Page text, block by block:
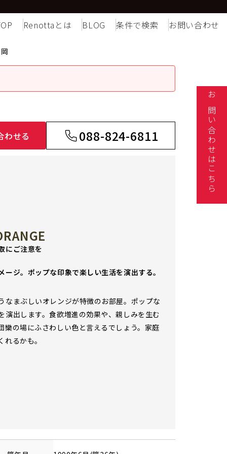
Renottaとは BLOG 条件で検索 お問い合わせ
わせる 088-824-6811
にご注意を
ージ。ポップな印象で楽しい生活を演出する。
なまぶしいオレンジが特徴のお部屋。ポップな
演出します。食欲増進の効果や、親しみを生む
欒の場にふさわしい色と言えるでしょう。家庭
るかも。
お問い合わせはこちら